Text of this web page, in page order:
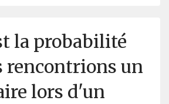
la probabilité
rencontrions un
lors d'un